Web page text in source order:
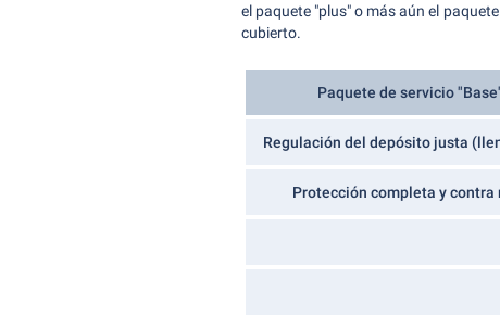
el paquete "plus" o más aún el
cubierto.
Paquete de servicio
Regulación del depósito justa
Protección completa y contra